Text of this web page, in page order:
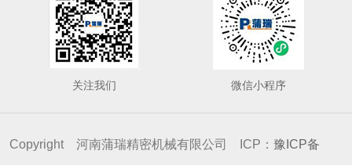
关注我们 微信小程序
Copyright 河南蒲瑞精密机械有限公司 ICP： 豫ICP备